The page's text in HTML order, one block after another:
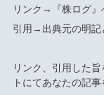
リンク→『株ログ』
引用→出典元の明記
リンク、引用した
トにてあなたの記事